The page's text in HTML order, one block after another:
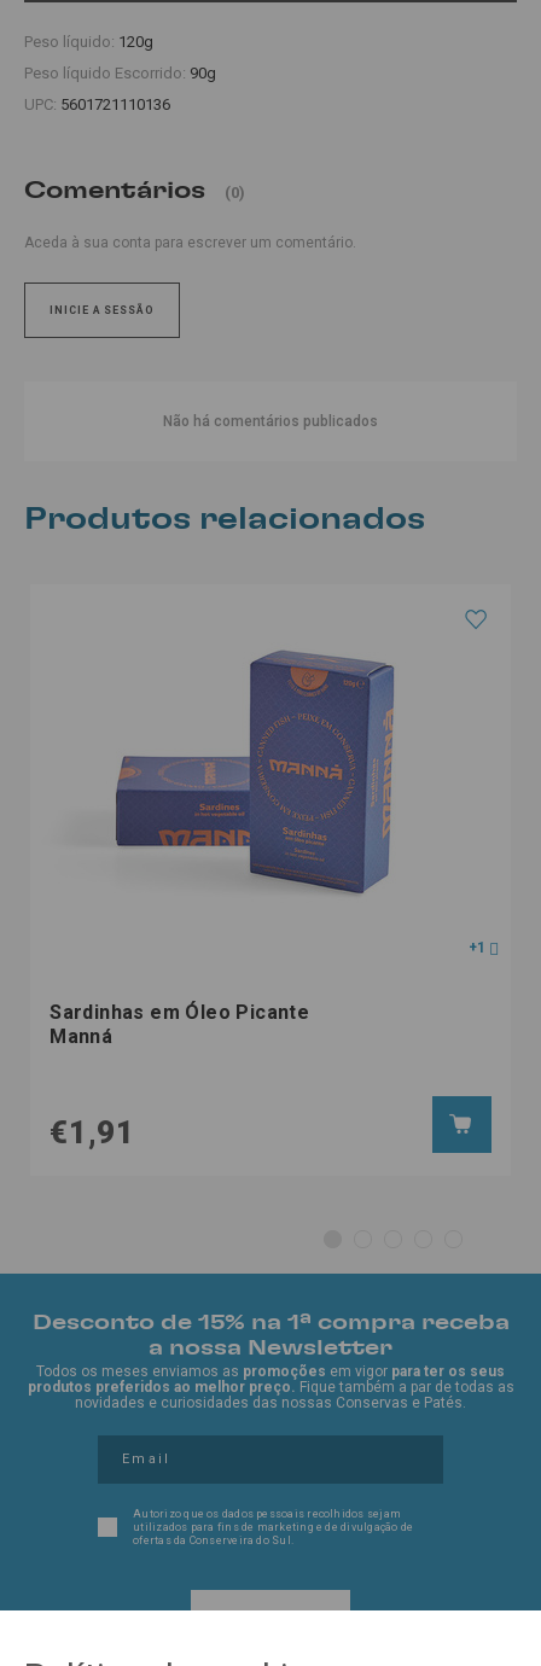
Peso líquido: 120g
Peso líquido Escorrido: 90g
UPC: 5601721110136
Comentários (0)
Aceda à sua conta para escrever um comentário.
INICIE A SESSÃO
Não há comentários publicados
Produtos relacionados
+1
Sardinhas em Óleo Picante
Manná
€1,91
Desconto de 15% na 1ª compra receba
a nossa Newsletter
Todos os meses enviamos as promoções em vigor para ter os seus
produtos preferidos ao melhor preço. Fique também a par de todas as
novidades e curiosidades das nossas Conservas e Patés.
Autorizo que os dados pessoais recolhidos sejam
utilizados para fins de marketing e de divulgação de
ofertas da Conserveira do Sul.